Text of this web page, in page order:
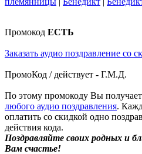
Промокод ЕСТЬ
Заказать аудио поздравление со
ПромоКод / действует - Г.М.Д.
По этому промокоду Вы
любого аудио поздравления.
оплатить со скидкой одно
действия кода.
Поздравляйте своих родных и
Вам счастье!